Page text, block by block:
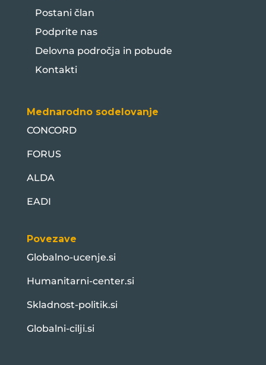
Postani član
Podprite nas
Delovna področja in pobude
Kontakti
Mednarodno sodelovanje
CONCORD
FORUS
ALDA
EADI
Povezave
Globalno-ucenje.si
Humanitarni-center.si
Skladnost-politik.si
Globalni-cilji.si